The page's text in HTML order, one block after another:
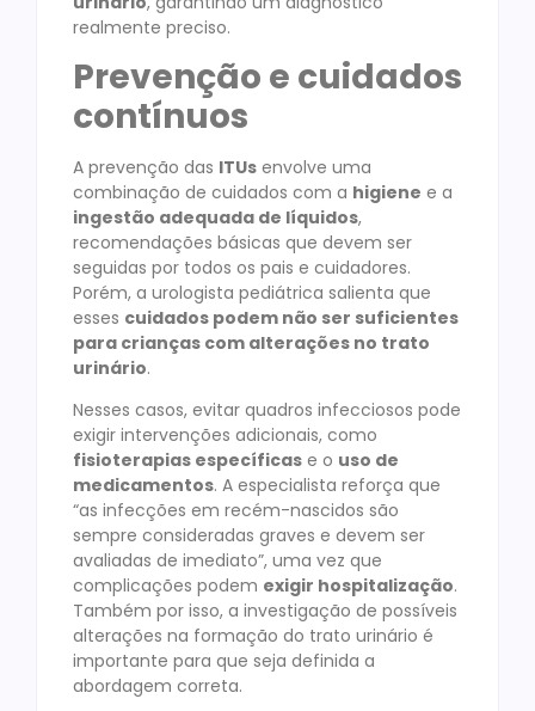
realmente preciso.
Prevenção e cuidados
contínuos
A prevenção das ITUs envolve uma
combinação de cuidados com a higiene e a
ingestão adequada de líquidos,
recomendações básicas que devem ser
seguidas por todos os pais e cuidadores.
Porém, a urologista pediátrica salienta que
esses cuidados podem não ser suficientes
para crianças com alterações no trato
urinário.
Nesses casos, evitar quadros infecciosos pode
exigir intervenções adicionais, como
fisioterapias específicas e o uso de
medicamentos. A especialista reforça que
“as infecções em recém-nascidos são
sempre consideradas graves e devem ser
avaliadas de imediato”, uma vez que
complicações podem exigir hospitalização.
Também por isso, a investigação de possíveis
alterações na formação do trato urinário é
importante para que seja definida a
abordagem correta.